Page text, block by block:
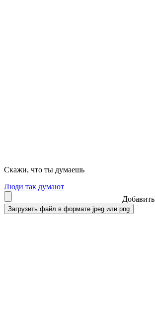
Скажи, что ты думаешь
Люди так думают
Добавить